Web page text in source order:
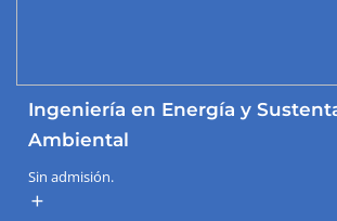
Ingeniería en Energía y
Ambiental
Sin admisión.
add